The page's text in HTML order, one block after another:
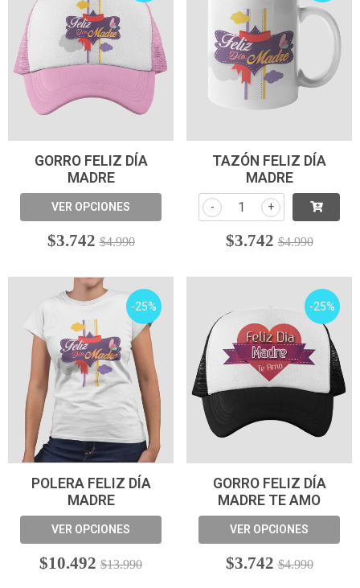
GORRO FELIZ DÍA
MADRE
VER OPCIONES
$3.742 $4.990
TAZÓN FELIZ DÍA
MADRE
+
-
$3.742 $4.990
-25%
POLERA FELIZ DÍA
MADRE
VER OPCIONES
$10.492 $13.990
-25%
GORRO FELIZ DÍA
MADRE TE AMO
VER OPCIONES
$3.742 $4.990